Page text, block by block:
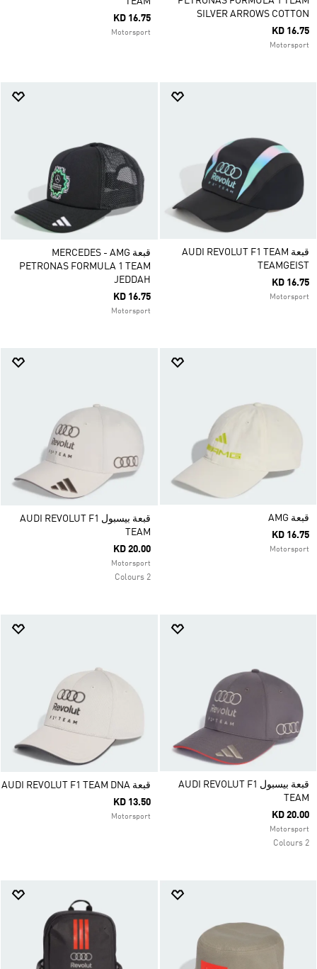
SILVER ARROWS COTTON
KD 16.75
Motorsport
KD 16.75
Motorsport
قبعة AUDI REVOLUT F1 TEAM
TEAMGEIST
KD 16.75
Motorsport
قبعة MERCEDES - AMG
PETRONAS FORMULA 1 TEAM
JEDDAH
KD 16.75
Motorsport
قبعة AMG
KD 16.75
Motorsport
قبعة بيسبول AUDI REVOLUT F1
TEAM
KD 20.00
Motorsport
2 Colours
قبعة بيسبول AUDI REVOLUT F1
TEAM
KD 20.00
Motorsport
2 Colours
قبعة AUDI REVOLUT F1 TEAM DNA
KD 13.50
Motorsport